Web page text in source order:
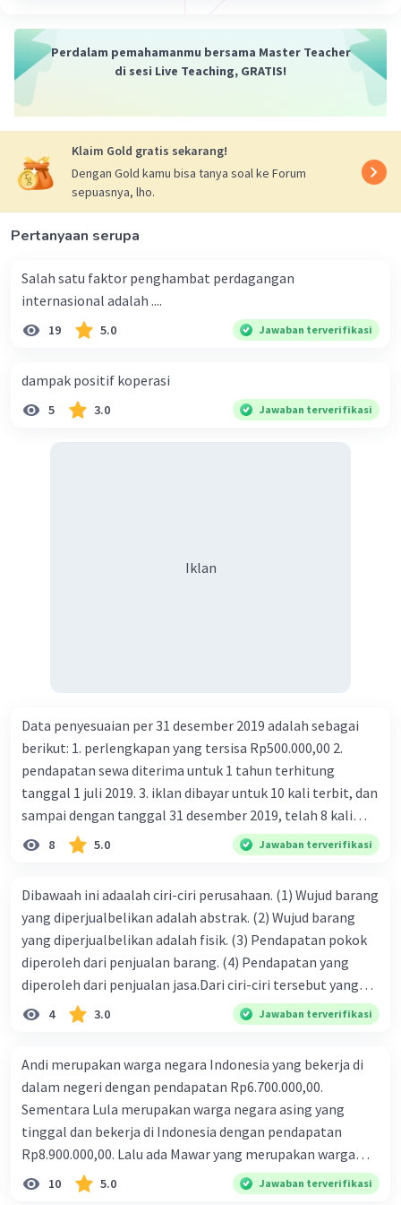
Perdalam pemahamanmu bersama Master Teacher
di sesi Live Teaching, GRATIS!
Klaim Gold gratis sekarang!
Dengan Gold kamu bisa tanya soal ke Forum
sepuasnya, lho.
Pertanyaan serupa
Salah satu faktor penghambat perdagangan
internasional adalah ....
19 5.0 Jawaban terverifikasi
dampak positif koperasi
5 3.0 Jawaban terverifikasi
Iklan
Data penyesuaian per 31 desember 2019 adalah sebagai
berikut: 1. perlengkapan yang tersisa Rp500.000,00 2.
pendapatan sewa diterima untuk 1 tahun terhitung
tanggal 1 juli 2019. 3. iklan dibayar untuk 10 kali terbit, dan
sampai dengan tanggal 31 desember 2019, telah 8 kali
terbit. 4. gaji terutang untuk periode berjalan sebesar
Rp800.000,00 dari data di atas, pencatatan jurnal pembalik
8 5.0 Jawaban terverifikasi
Dibawaah ini adaalah ciri-ciri perusahaan. (1) Wujud barang
yang diperjualbelikan adalah abstrak. (2) Wujud barang
yang diperjualbelikan adalah fisik. (3) Pendapatan pokok
diperoleh dari penjualan barang. (4) Pendapatan yang
diperoleh dari penjualan jasa.Dari ciri-ciri tersebut yang
merupakan ciri dari perusahaan dagang ditunjukan pada
nomor…. a. 1 dan 3 b. 3 dan 4 c. 2 dan 3 d. 1 dan 2 e. 2 dan 4
4 3.0 Jawaban terverifikasi
Andi merupakan warga negara Indonesia yang bekerja di
dalam negeri dengan pendapatan Rp6.700.000,00.
Sementara Lula merupakan warga negara asing yang
tinggal dan bekerja di Indonesia dengan pendapatan
Rp8.900.000,00. Lalu ada Mawar yang merupakan warga
negara Indonesia yang tinggal dan bekerja di luar negeri
dengan pendapatan Rp11.000.000,00. Hitunglah PNB
10 5.0 Jawaban terverifikasi